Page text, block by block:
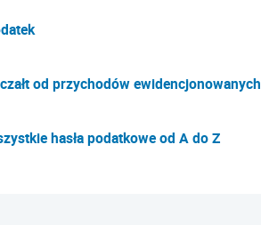
od przychodów ewidencjonowanych
hasła podatkowe od A do Z